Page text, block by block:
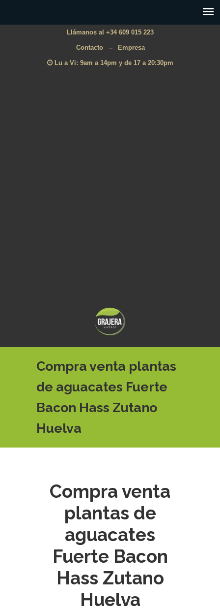
Llámanos al +34 609 015 223
Contacto – Empresa
Lu a Vi: 9am a 14pm y de 17 a 20:30pm
Compra venta plantas
de aguacates Fuerte
Bacon Hass Zutano
Huelva
Compra venta
plantas de
aguacates
Fuerte Bacon
Hass Zutano
Huelva